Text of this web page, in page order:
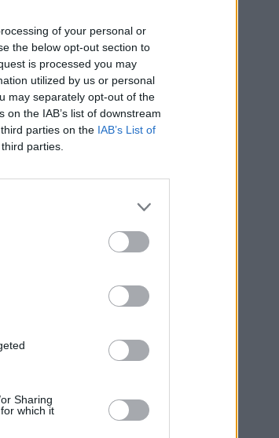
of your personal or
the below opt-out section to
is processed you may
utilized by us or personal
may separately opt-out of the
the IAB’s list of downstream
parties on the IAB’s List of
parties.
Sharing
which it
μεγάλο